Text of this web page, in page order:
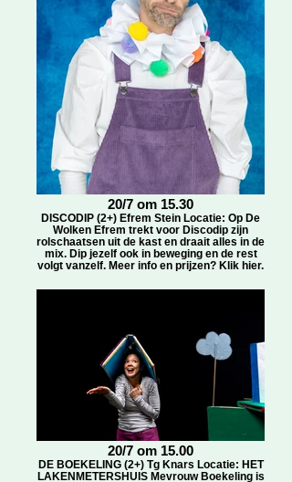
20/7 om 15.30
DISCODIP (2+) Efrem Stein Locatie: Op De
Wolken Efrem trekt voor Discodip zijn
rolschaatsen uit de kast en draait alles in de
mix. Dip jezelf ook in beweging en de rest
volgt vanzelf. Meer info en prijzen? Klik hier.
20/7 om 15.00
DE BOEKELING (2+) Tg Knars Locatie: HET
LAKENMETERSHUIS Mevrouw Boekeling is